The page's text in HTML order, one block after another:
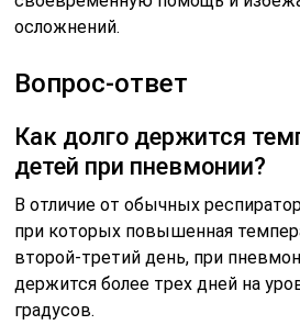
осложнений.
Вопрос-ответ
Как долго держится
детей при пневмонии?
В отличие от обычных
при которых повышенная
второй-третий день, при
держится более трех дней на
градусов.